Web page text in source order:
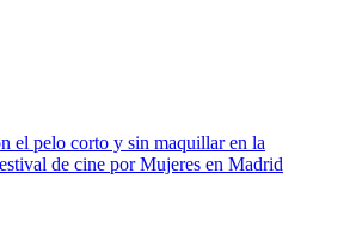
el pelo corto y sin maquillar en la
de cine por Mujeres en Madrid